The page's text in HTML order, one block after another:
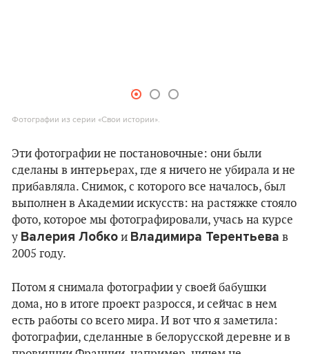
Фотографии из серии «Свои истории».
Эти фотографии не постановочные: они были
сделаны в интерьерах, где я ничего не убирала и не
прибавляла. Снимок, с которого все началось, был
выполнен в Академии искусств: на растяжке стояло
фото, которое мы фотографировали, учась на курсе
у Валерия Лобко и Владимира Терентьева в
2005 году.
Потом я снимала фотографии у своей бабушки
дома, но в итоге проект разросся, и сейчас в нем
есть работы со всего мира. И вот что я заметила:
фотографии, сделанные в белорусской деревне и в